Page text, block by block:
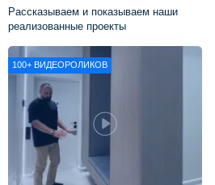
Рассказываем и показываем наши
реализованные проекты
100+ ВИДЕОРОЛИКОВ